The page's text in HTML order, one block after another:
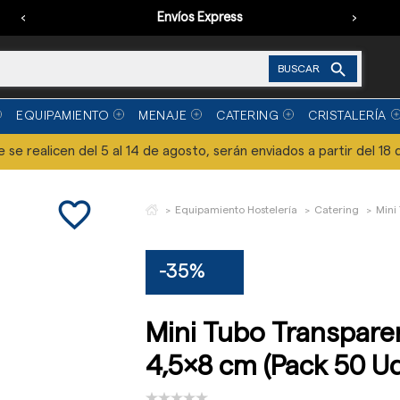
Envíos Express
‹ ›
BUSCAR 
EQUIPAMIENTO MENAJE CATERING CRISTALERÍA
se realicen del 5 al 14 de agosto, serán enviados a partir del
favorite_border Equipamiento Hostelería Catering Mini
-35%
Mini Tubo
4,5x8 cm (Pack 50